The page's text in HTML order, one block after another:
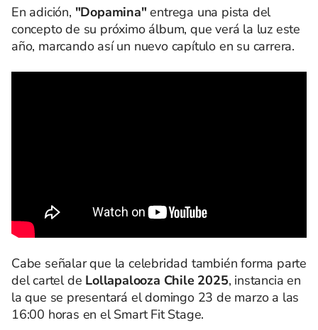
En adición, "Dopamina" entrega una pista del
concepto de su próximo álbum, que verá la luz este
año, marcando así un nuevo capítulo en su carrera.
Cabe señalar que la celebridad también forma parte
del cartel de Lollapalooza Chile 2025, instancia en
la que se presentará el domingo 23 de marzo a las
16:00 horas en el Smart Fit Stage.